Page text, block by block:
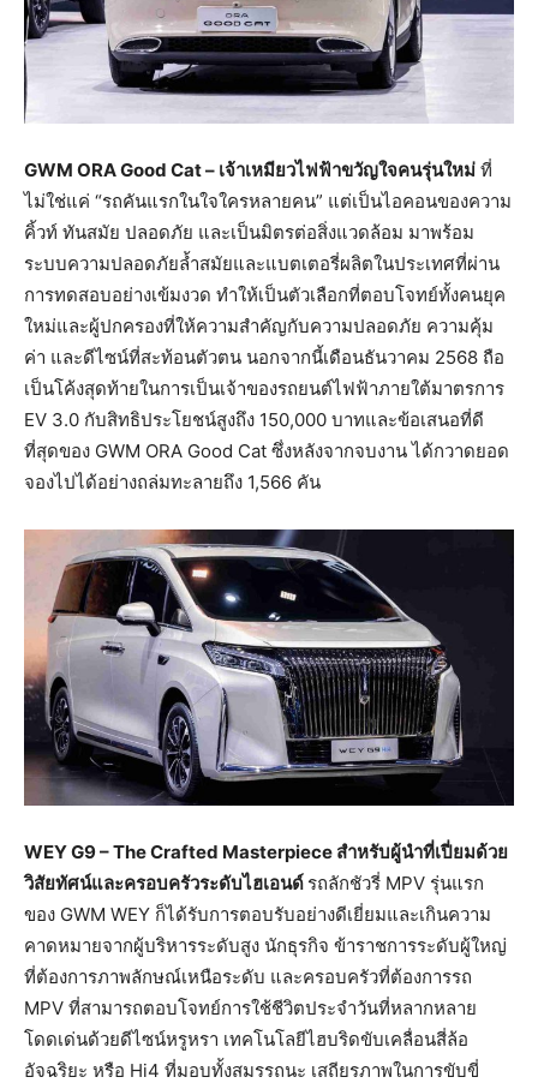
GWM ORA Good Cat – เจ้าเหมียวไฟฟ้าขวัญใจคนรุ่นใหม่ ที่
ไม่ใช่แค่ “รถคันแรกในใจใครหลายคน” แต่เป็นไอคอนของความ
คิ้วท์ ทันสมัย ปลอดภัย และเป็นมิตรต่อสิ่งแวดล้อม มาพร้อม
ระบบความปลอดภัยล้ำสมัยและแบตเตอรี่ผลิตในประเทศที่ผ่าน
การทดสอบอย่างเข้มงวด ทำให้เป็นตัวเลือกที่ตอบโจทย์ทั้งคนยุค
ใหม่และผู้ปกครองที่ให้ความสำคัญกับความปลอดภัย ความคุ้ม
ค่า และดีไซน์ที่สะท้อนตัวตน นอกจากนี้เดือนธันวาคม 2568 ถือ
เป็นโค้งสุดท้ายในการเป็นเจ้าของรถยนต์ไฟฟ้าภายใต้มาตรการ
EV 3.0 กับสิทธิประโยชน์สูงถึง 150,000 บาทและข้อเสนอที่ดี
ที่สุดของ GWM ORA Good Cat ซึ่งหลังจากจบงาน ได้กวาดยอด
จองไปได้อย่างถล่มทะลายถึง 1,566 คัน
WEY G9 – The Crafted Masterpiece สำหรับผู้นำที่เปี่ยมด้วย
วิสัยทัศน์และครอบครัวระดับไฮเอนด์ รถลักชัวรี่ MPV รุ่นแรก
ของ GWM WEY ก็ได้รับการตอบรับอย่างดีเยี่ยมและเกินความ
คาดหมายจากผู้บริหารระดับสูง นักธุรกิจ ข้าราชการระดับผู้ใหญ่
ที่ต้องการภาพลักษณ์เหนือระดับ และครอบครัวที่ต้องการรถ
MPV ที่สามารถตอบโจทย์การใช้ชีวิตประจำวันที่หลากหลาย
โดดเด่นด้วยดีไซน์หรูหรา เทคโนโลยีไฮบริดขับเคลื่อนสี่ล้อ
อัจฉริยะ หรือ Hi4 ที่มอบทั้งสมรรถนะ เสถียรภาพในการขับขี่